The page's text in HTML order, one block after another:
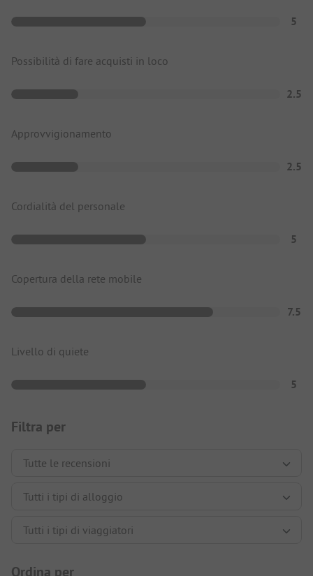
5
Possibilità di fare acquisti in loco
2.5
Approvvigionamento
2.5
Cordialità del personale
5
Copertura della rete mobile
7.5
Livello di quiete
5
Filtra per
Ordina per